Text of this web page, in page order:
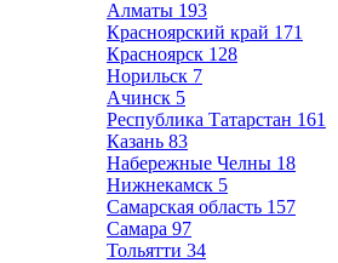
Алматы 193
Красноярский край 171
Красноярск 128
Норильск 7
Ачинск 5
Республика Татарстан 161
Казань 83
Набережные Челны 18
Нижнекамск 5
Самарская область 157
Самара 97
Тольятти 34